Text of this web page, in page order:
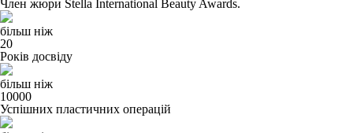
Член жюри Stella International Beauty Awards.
більш ніж
20
Років досвіду
більш ніж
10000
Успішних пластичних операцій